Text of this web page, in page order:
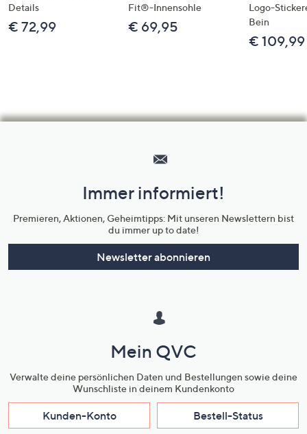
Details
€ 72,99
Fit®-Innensohle
€ 69,95
Logo-
Bein
€ 109,99
Unternehmensinformationen
Immer informiert!
Premieren, Aktionen, Geheimtipps: Mit unseren Newslettern bist
du immer up to date!
Newsletter abonnieren
Mein QVC
Verwalte deine persönlichen Daten und Bestellungen sowie deine
Wunschliste in deinem Kundenkonto
Kunden-Konto Bestell-Status